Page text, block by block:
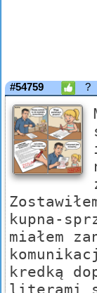
#54759 ?
kupna-
miałem
kredką
literami